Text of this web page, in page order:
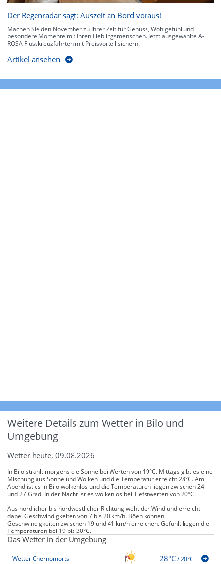
Der Regenradar sagt: Auszeit an Bord voraus!
Machen Sie den November zu Ihrer Zeit für Genuss, Wohlgefühl und
besondere Momente mit Ihren Lieblingsmenschen. Jetzt ausgewählte A-
ROSA Flusskreuzfahrten mit Preisvorteil sichern.
Artikel ansehen
Weitere Details zum Wetter in Bilo und
Umgebung
Wetter heute, 09.08.2026
In Bilo strahlt morgens die Sonne bei Werten von 19°C. Mittags gibt es eine
Mischung aus Sonne und Wolken und die Temperatur erreicht 28°C. Am
Abend ist es in Bilo wolkenlos und die Temperaturen liegen zwischen 24
und 27 Grad. In der Nacht ist es wolkenlos bei Tiefstwerten von 20°C.
Aus nördlicher bis nordwestlicher Richtung weht der Wind und erreicht
dabei Geschwindigkeiten von 7 bis 20 km/h. Böen können
Geschwindigkeiten zwischen 19 und 41 km/h erreichen. Gefühlt liegen die
Temperaturen bei 19 bis 30°C.
Das Wetter in der Umgebung
Wetter Chernomortsi 28°C/20°C